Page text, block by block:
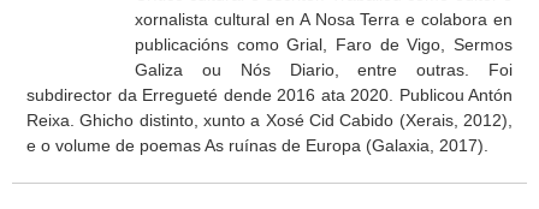
xornalista cultural en A Nosa Terra e colabora en
publicacións como Grial, Faro de Vigo, Sermos
Galiza ou Nós Diario, entre outras. Foi
subdirector da Erregueté dende 2016 ata 2020. Publicou Antón
Reixa. Ghicho distinto, xunto a Xosé Cid Cabido (Xerais, 2012),
e o volume de poemas As ruínas de Europa (Galaxia, 2017).